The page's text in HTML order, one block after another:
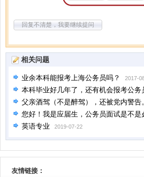
回复不清楚，我要继续提问
相关问题
业余本科能报考上海公务员吗？ 2017-
本科毕业好几年了，还有机会报考公务
父亲酒驾（不是醉驾），还被党内警
您好！我是应届生，公务员面试是不是
英语专业 2019-07-22
友情链接：